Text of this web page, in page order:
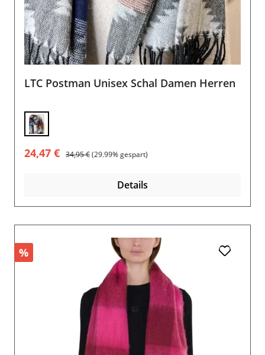
LTC Postman Unisex Schal Damen Herren
Verkaufspreis:
24,47 € Regulärer Preis:
34,95 €(29.99% gespart)
Details
%